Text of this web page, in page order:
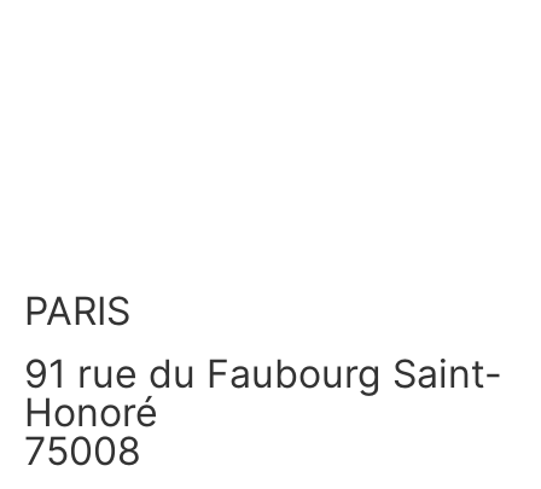
PARIS
91 rue du Faubourg Saint-
Honoré
75008